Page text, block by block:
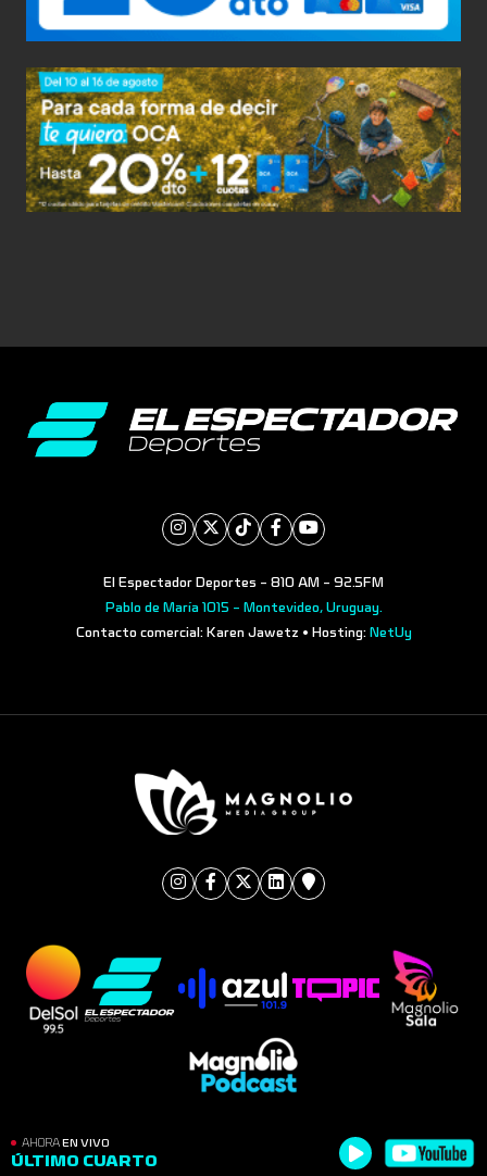
El Espectador Deportes - 810 AM - 92.5FM
Pablo de María 1015 - Montevideo, Uruguay.
Contacto comercial: Karen Jawetz • Hosting: NetUy
AHORAEN VIVO
ÚLTIMO CUARTO